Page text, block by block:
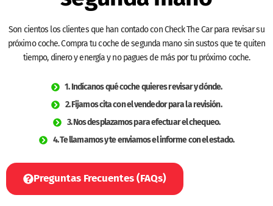
Son cientos los clientes que han contado con Check The Car para revisar su
próximo coche. Compra tu coche de segunda mano sin sustos que te quiten
tiempo, dinero y energía y no pagues de más por tu próximo coche.
1. Indícanos qué coche quieres revisar y dónde.
2. Fijamos cita con el vendedor para la revisión.
3. Nos desplazamos para efectuar el chequeo.
4. Te llamamos y te enviamos el informe con el estado.
Preguntas Frecuentes (FAQs)